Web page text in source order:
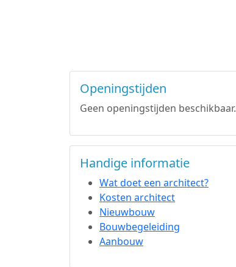
Openingstijden
Geen openingstijden beschikbaar.
Handige informatie
Wat doet een architect?
Kosten architect
Nieuwbouw
Bouwbegeleiding
Aanbouw